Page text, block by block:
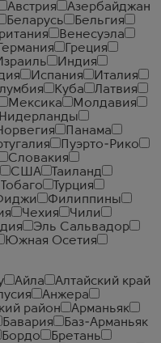
Австрия
Азербайджан
Беларусь
Бельгия
Венесуэла
Германия
Греция
Индия
Испания
Италия
Куба
Латвия
Мексика
Молдавия
Нидерланды
Панама
Пуэрто-Рико
Словакия
США
Таиланд
Турция
Филиппины
Чехия
Чили
Эль Сальвадор
Южная Осетия
Айла
Алтайский край
Анжера
район
Арманьяк
Бавария
Баз-Арманьяк
Бордо
Бретань